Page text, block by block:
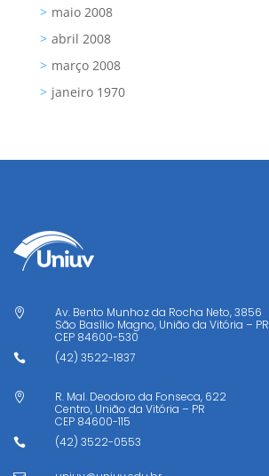
maio 2008
abril 2008
março 2008
janeiro 1970

Av. Bento Munhoz da Rocha Neto, 3856
São Basílio Magno, União da Vitória – PR
CEP 84600-530
 (42) 3522-1837

R. Mal. Deodoro da Fonseca, 622
Centro, União da Vitória – PR
CEP 84600-115
 (42) 3522-0553